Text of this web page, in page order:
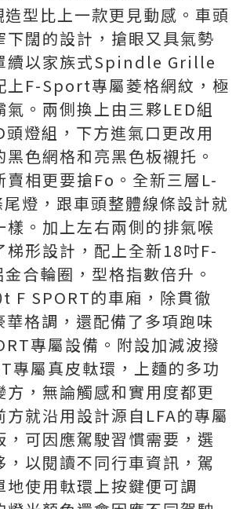
型比上一款更見動感。車頭
下闊的設計，搶眼又具氣勢
續以家族式Spindle Grille
上F-Sport專屬菱格網紋，極
氣。兩側換上由三夥LED組
頭燈組，下方進氣口更改用
色網格和亮黑色板襯托。
賣相更要搶Fo。全新三層L-
燈，跟車頭整體線條設計就
樣。加上左右兩側的排氣喉
梯形設計，配上全新18吋F-
合輪圈，型格指數倍升。
F SPORT的車廂，除貫徹
格調，還配備了多項跑味
專屬設備。附設加減波撥
專屬真皮軚環，上麵的多功
方，無論觸感和實用度都更
方就沿用設計源自LFA的專屬
，可因應駕駛習慣需要，選
，以閱讀不同行車資訊，駕
地使用軚環上按鍵便可調